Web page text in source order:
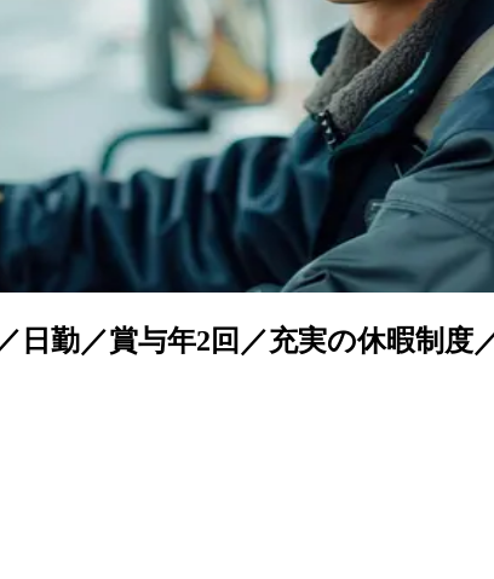
日勤／賞与年2回／充実の休暇制度